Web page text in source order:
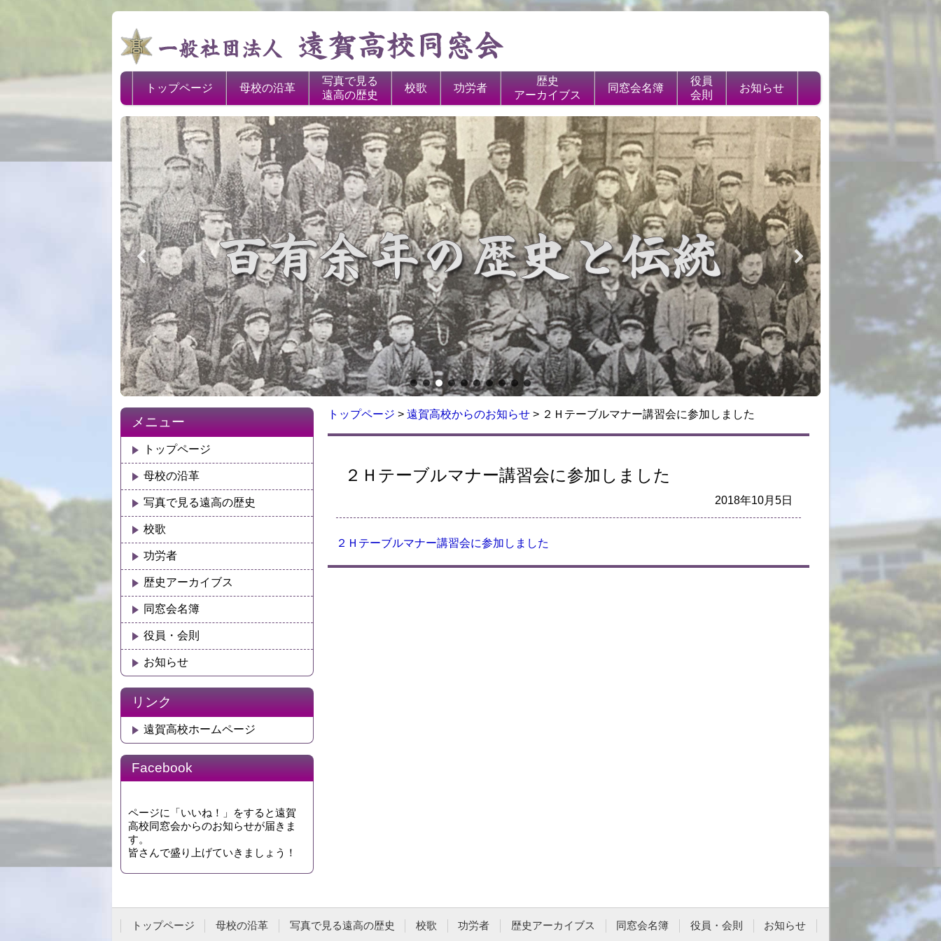
トップページ 母校の沿革
写真で見る
遠高の歴史
校歌 功労者
歴史
アーカイブス
同窓会名簿
役員
会則
お知らせ
トップページ > 遠賀高校からのお知らせ > ２Ｈテーブルマナー講習会に参加しました
２Ｈテーブルマナー講習会に参加しました
2018年10月5日
２Ｈテーブルマナー講習会に参加しました
メニュー
トップページ
母校の沿革
写真で見る遠高の歴史
校歌
功労者
歴史アーカイブス
同窓会名簿
役員・会則
お知らせ
リンク
遠賀高校ホームページ
Facebook
ページに「いいね！」をすると遠賀
高校同窓会からのお知らせが届きま
す。
皆さんで盛り上げていきましょう！
トップページ 母校の沿革 写真で見る遠高の歴史 校歌 功労者 歴史アーカイブス 同窓会名簿 役員・会則 お知らせ